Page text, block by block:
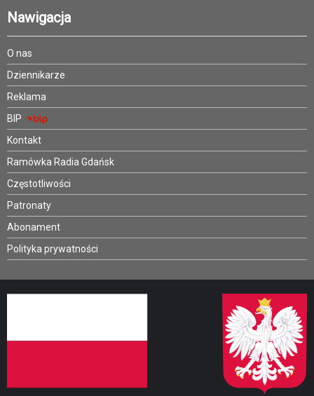
Nawigacja
O nas
Dziennikarze
Reklama
BIP
Kontakt
Ramówka Radia Gdańsk
Częstotliwości
Patronaty
Abonament
Polityka prywatności